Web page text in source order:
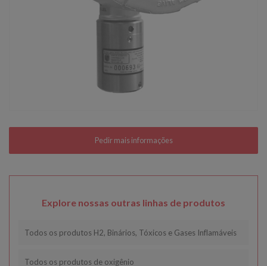
Explore nossas outras linhas de produtos
Todos os produtos H2, Binários, Tóxicos e Gases Inflamáveis
Todos os produtos de oxigênio